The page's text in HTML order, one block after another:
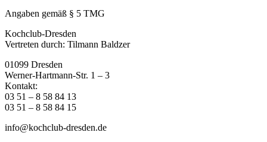
Angaben gemäß § 5 TMG
Kochclub-Dresden
Vertreten durch: Tilmann Baldzer
01099 Dresden
Werner-Hartmann-Str. 1 – 3
Kontakt:
03 51 – 8 58 84 13
03 51 – 8 58 84 15
info@kochclub-dresden.de